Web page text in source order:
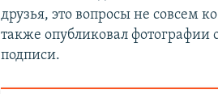
друзья, это вопросы не совсем
также опубликовал фотографии
подписи.